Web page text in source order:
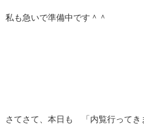
私も急いで準備中です＾＾
さてさて、本日も 「内覧行って